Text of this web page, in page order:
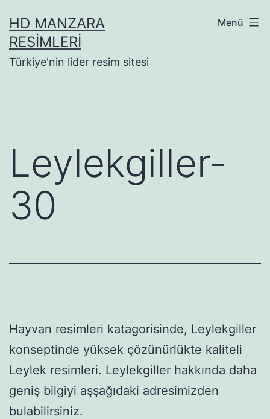
geçHD MANZARA
RESIMLERI
Türkiye'nin lider resim sitesi
Menü
Leylekgiller-
30
Hayvan resimleri katagorisinde, Leylekgiller
konseptinde yüksek çözünürlükte kaliteli
Leylek resimleri. Leylekgiller hakkında daha
geniş bilgiyi aşşağıdaki adresimizden
bulabilirsiniz.